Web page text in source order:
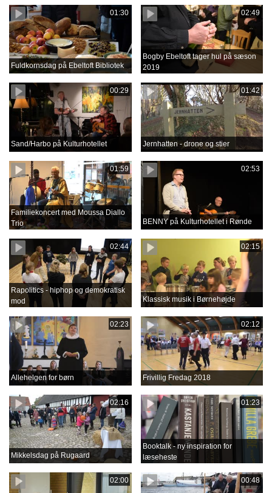
01:30
Fuldkornsdag på Ebeltoft Bibliotek
02:49
Bogby Ebeltoft tager hul på sæson
2019
00:29
Sand/Harbo på Kulturhotellet
01:42
Jernhatten - drone og stier
01:59
Familiekoncert med Moussa Diallo
Trio
02:53
BENNY på Kulturhotellet i Rønde
02:44
Rapolitics - hiphop og demokratisk
mod
02:15
Klassisk musik i Børnehøjde
02:23
Allehelgen for børn
02:12
Frivillig Fredag 2018
02:16
Mikkelsdag på Rugaard
01:23
Booktalk - ny inspiration for
læseheste
02:00 00:48